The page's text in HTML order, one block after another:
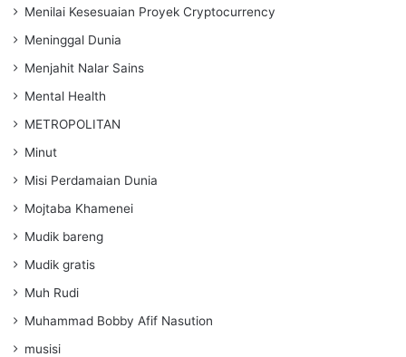
Menilai Kesesuaian Proyek Cryptocurrency
Meninggal Dunia
Menjahit Nalar Sains
Mental Health
METROPOLITAN
Minut
Misi Perdamaian Dunia
Mojtaba Khamenei
Mudik bareng
Mudik gratis
Muh Rudi
Muhammad Bobby Afif Nasution
musisi